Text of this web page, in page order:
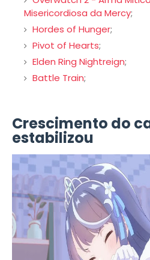
Misericordiosa da Mercy;
Hordes of Hunger;
Pivot of Hearts;
Elden Ring Nightreign;
Battle Train;
Crescimento do
estabilizou